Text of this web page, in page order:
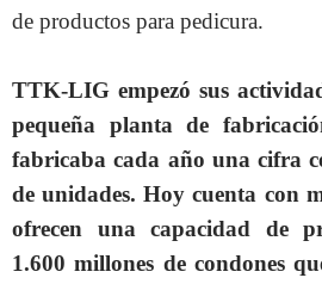
de productos para pedicura.
TTK-LIG empezó sus
pequeña planta de
fabricaba cada año una cifra
de unidades. Hoy cuenta con
ofrecen una capacidad de
1.600 millones de condones